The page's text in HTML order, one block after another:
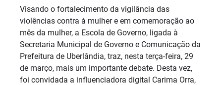
Visando o fortalecimento da vigilância das
violências contra à mulher e em comemoração ao
mês da mulher, a Escola de Governo, ligada à
Secretaria Municipal de Governo e Comunicação da
Prefeitura de Uberlândia, traz, nesta terça-feira, 29
de março, mais um importante debate. Desta vez,
foi convidada a influenciadora digital Carima Orra,